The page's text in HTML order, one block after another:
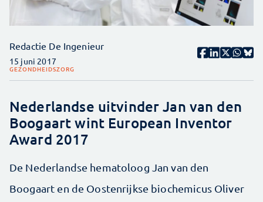
Redactie De Ingenieur
15 juni 2017
GEZONDHEIDSZORG
Nederlandse uitvinder Jan van den
Boogaart wint European Inventor
Award 2017
De Nederlandse hematoloog Jan van den
Boogaart en de Oostenrijkse biochemicus Oliver